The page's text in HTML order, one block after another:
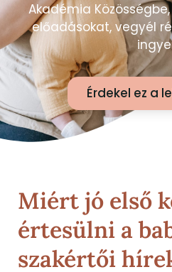
Akadémia
előadásokat, vegyél
Érdekel ez a
Miért jó első
értesülni a
szakértői